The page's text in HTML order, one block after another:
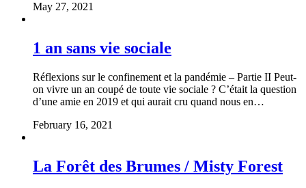
May 27, 2021
1 an sans vie sociale
Réflexions sur le confinement et la pandémie – Partie II Peut-
on vivre un an coupé de toute vie sociale ? C’était la question
d’une amie en 2019 et qui aurait cru quand nous en…
February 16, 2021
La Forêt des Brumes / Misty Forest